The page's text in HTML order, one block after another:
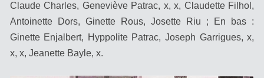
Claude Charles, Geneviève Patrac, x, x, Claudette Filhol,
Antoinette Dors, Ginette Rous, Josette Riu ; En bas :
Ginette Enjalbert, Hyppolite Patrac, Joseph Garrigues, x,
x, x, Jeanette Bayle, x.